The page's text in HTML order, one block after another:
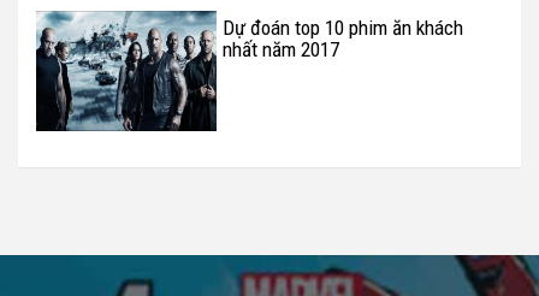
Dự đoán top 10 phim ăn khách
nhất năm 2017